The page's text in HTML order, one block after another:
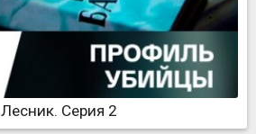
Лесник. Серия 2